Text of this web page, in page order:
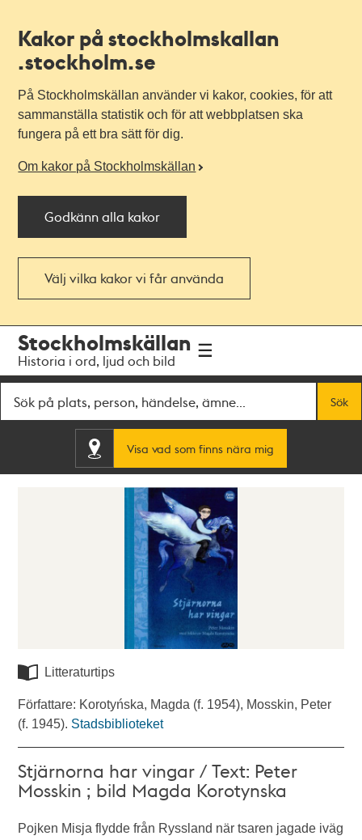
Kakor på stockholmskallan
.stockholm.se
På Stockholmskällan använder vi kakor, cookies, för att
sammanställa statistik och för att webbplatsen ska
fungera på ett bra sätt för dig.
Om kakor på Stockholmskällan
Godkänn alla kakor
Välj vilka kakor vi får använda
navigationen
huvudinnehållet
Stockholmskällan
Historia i ord, ljud och bild
Sök
Visa vad som finns nära mig
Litteraturtips
Författare: Korotyńska, Magda (f. 1954), Mosskin, Peter
(f. 1945). Stadsbiblioteket
Stjärnorna har vingar / Text: Peter
Mosskin ; bild Magda Korotynska
Pojken Misja flydde från Ryssland när tsaren jagade iväg